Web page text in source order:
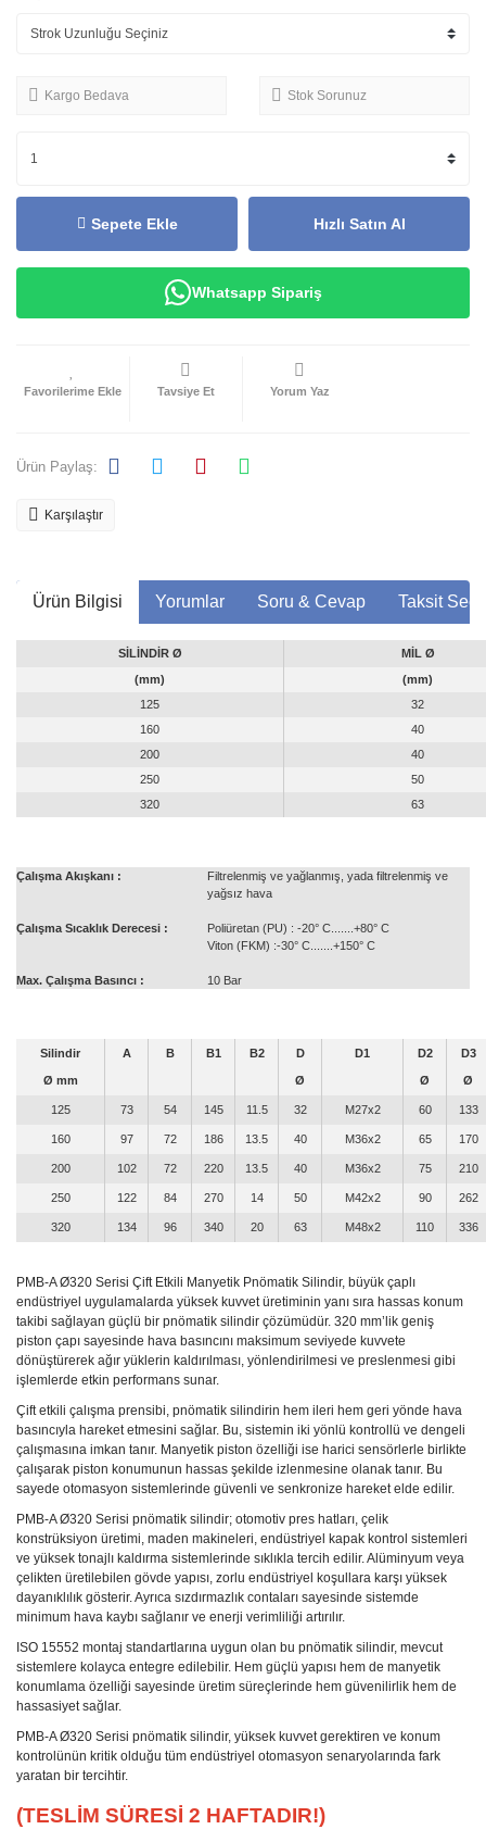
Kargo Bedava Stok Sorunuz
Sepete Ekle Hızlı Satın Al
Whatsapp Sipariş
Tavsiye Et Yorum Yaz
Ürün Paylaş:
Karşılaştır
Ürün Bilgisi Yorumlar Soru & Cevap Taksit
SİLİNDİR Ø
MİL Ø
(mm)
(mm)
125
32
160
40
200
40
250
50
320
63
Çalışma Akışkanı :
Filtrelenmiş ve yağlanmış, yada filtrelenmiş ve
yağsız hava
Çalışma Sıcaklık Derecesi :
Poliüretan (PU) : -20° C.......+80° C
Viton (FKM) :-30° C.......+150° C
Max. Çalışma Basıncı : 10 Bar
Silindir
Ø mm
A B B1 B2 D
Ø
D1 D2
Ø
D3
Ø
125 73 54 145 11.5 32 M27x2 60 133
160 97 72 186 13.5 40 M36x2 65 170
200 102 72 220 13.5 40 M36x2 75 210
250 122 84 270 14 50 M42x2 90 262
320 134 96 340 20 63 M48x2 110 336
PMB-A Ø320 Serisi Çift Etkili Manyetik Pnömatik Silindir, büyük çaplı
endüstriyel uygulamalarda yüksek kuvvet üretiminin yanı sıra hassas konum
takibi sağlayan güçlü bir pnömatik silindir çözümüdür. 320 mm’lik geniş
piston çapı sayesinde hava basıncını maksimum seviyede kuvvete
dönüştürerek ağır yüklerin kaldırılması, yönlendirilmesi ve preslenmesi gibi
işlemlerde etkin performans sunar.
Çift etkili çalışma prensibi, pnömatik silindirin hem ileri hem geri yönde hava
basıncıyla hareket etmesini sağlar. Bu, sistemin iki yönlü kontrollü ve dengeli
çalışmasına imkan tanır. Manyetik piston özelliği ise harici sensörlerle birlikte
çalışarak piston konumunun hassas şekilde izlenmesine olanak tanır. Bu
sayede otomasyon sistemlerinde güvenli ve senkronize hareket elde edilir.
PMB-A Ø320 Serisi pnömatik silindir; otomotiv pres hatları, çelik
konstrüksiyon üretimi, maden makineleri, endüstriyel kapak kontrol sistemleri
ve yüksek tonajlı kaldırma sistemlerinde sıklıkla tercih edilir. Alüminyum veya
çelikten üretilebilen gövde yapısı, zorlu endüstriyel koşullara karşı yüksek
dayanıklılık gösterir. Ayrıca sızdırmazlık contaları sayesinde sistemde
minimum hava kaybı sağlanır ve enerji verimliliği artırılır.
ISO 15552 montaj standartlarına uygun olan bu pnömatik silindir, mevcut
sistemlere kolayca entegre edilebilir. Hem güçlü yapısı hem de manyetik
konumlama özelliği sayesinde üretim süreçlerinde hem güvenilirlik hem de
hassasiyet sağlar.
PMB-A Ø320 Serisi pnömatik silindir, yüksek kuvvet gerektiren ve konum
kontrolünün kritik olduğu tüm endüstriyel otomasyon senaryolarında fark
yaratan bir tercihtir.
(TESLİM SÜRESİ 2 HAFTADIR!)